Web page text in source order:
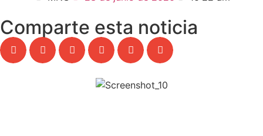
Comparte esta noticia